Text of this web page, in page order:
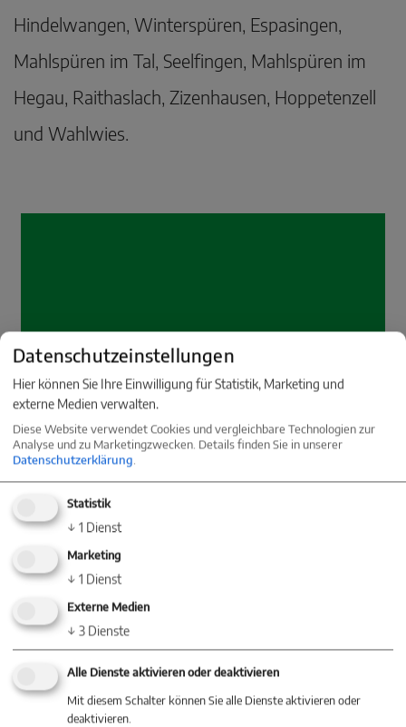
Hindelwangen, Winterspüren, Espasingen,
Mahlspüren im Tal, Seelfingen, Mahlspüren im
Hegau, Raithaslach, Zizenhausen, Hoppetenzell
und Wahlwies.
Energieausweis
Datenschutzeinstellungen
Hier können Sie Ihre Einwilligung für Statistik, Marketing und
externe Medien verwalten.
Diese Website verwendet Cookies und vergleichbare Technologien zur
Analyse und zu Marketingzwecken. Details finden Sie in unserer
Datenschutzerklärung.
Statistik
↓ 1 Dienst
Marketing
↓ 1 Dienst
Externe Medien
↓ 3 Dienste
Alle Dienste aktivieren oder deaktivieren
Mit diesem Schalter können Sie alle Dienste aktivieren oder
deaktivieren.